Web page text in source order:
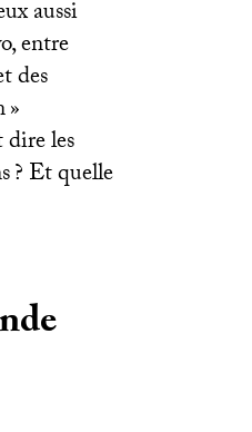
aussi
entre
des
»
les
? Et quelle